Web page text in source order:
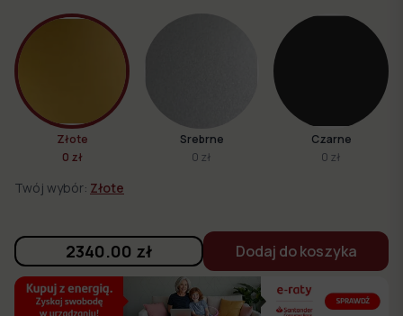
Złote
0 zł
Srebrne
0 zł
Czarne
0 zł
Twój wybór: Złote
2340.00 zł Dodaj do koszyka